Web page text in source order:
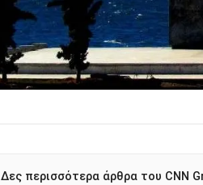
Δες περισσότερα άρθρα του CNN